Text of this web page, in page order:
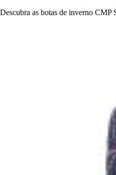
Descubra as botas de inverno CMP